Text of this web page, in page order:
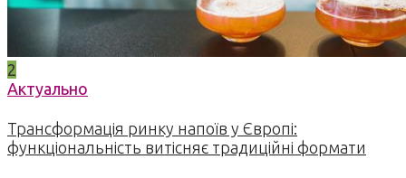
2
Актуально
Трансформація ринку напоїв у Європі:
функціональність витісняє традиційні формати